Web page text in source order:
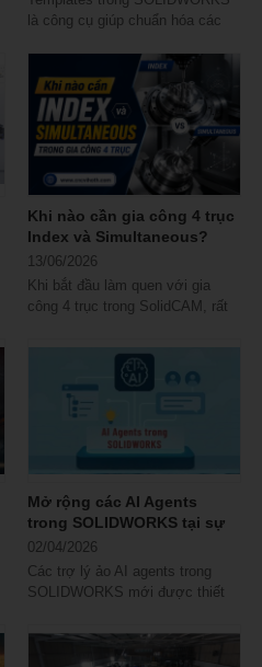
là công cụ giúp chuẩn hóa các
Khi nào cần gia công 4 trục
Index và Simultaneous?
13/06/2026
Khi bắt đầu làm quen với gia
công 4 trục trong SolidCAM, rất
Mở rộng các AI Agents
trong SOLIDWORKS tại sự
kiện 3DEXPERIENCE World
02/04/2026
Các trợ lý ảo AI agents trong
SOLIDWORKS mới được thiết
biệt cho các...